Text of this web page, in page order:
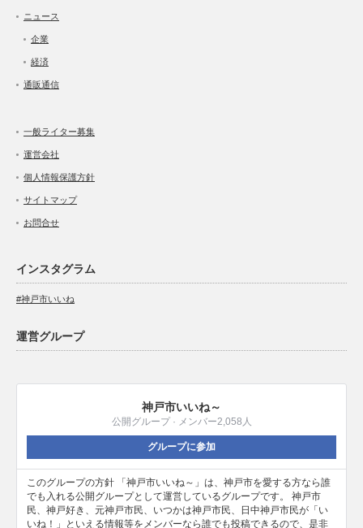
ニュース
企業
経済
通販通信
一般ライター募集
運営会社
個人情報保護方針
サイトマップ
お問合せ
インスタグラム
#神戸市いいね
運営グループ
神戸市いいね～
公開グループ · メンバー2,058人
グループに参加
このグループの方針 「神戸市いいね～」は、神戸市を愛する方なら誰
でも入れる公開グループとして運営しているグループです。 神戸市
民、神戸好き、元神戸市民、いつかは神戸市民、日中神戸市民が「い
いね！」といえる情報等をメンバーなら誰でも投稿できるので、是非